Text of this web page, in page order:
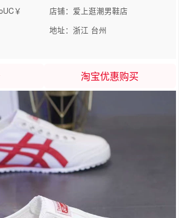
￥
店铺：爱上逛潮男鞋店
地址：浙江 台州
淘宝优惠购买